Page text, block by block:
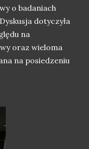
o badaniach
dotyczyła
na
oraz wieloma
na posiedzeniu